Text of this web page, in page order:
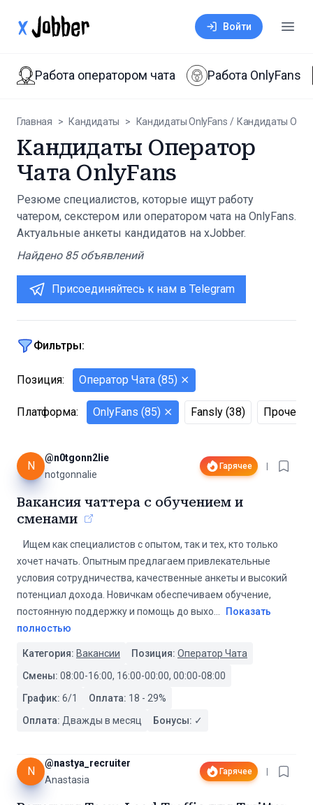
xJobber Войти
Работа оператором чата Работа OnlyFans
Главная > Кандидаты > Кандидаты OnlyFans / Кандидаты
Кандидаты Оператор
Чата OnlyFans
Резюме специалистов, которые ищут работу
чатером, секстером или оператором чата на OnlyFans.
Актуальные анкеты кандидатов на xJobber.
Найдено 85объявлений
Присоединяйтесь к нам в Telegram
Фильтры:
Позиция: Оператор Чата (85) ⨯
Платформа: OnlyFans (85) ⨯ Fansly (38) Прочее
N
@n0tgonn2lie
notgonnalie
Гарячее
Вакансия чаттера с обучением и
сменами
️ ️ ️ Ищем как специалистов с опытом, так и тех, кто только
хочет начать. Опытным предлагаем привлекательные
условия сотрудничества, качественные анкеты и высокий
потенциал дохода. Новичкам обеспечиваем обучение,
постоянную поддержку и помощь до выхо
Показать
полностью
Категория: Вакансии Позиция: Оператор Чата
Смены: 08:00-16:00, 16:00-00:00, 00:00-08:00
График: 6/1 Оплата: 18 - 29%
Оплата: Дважды в месяц Бонусы: ✓
N
@nastya_recruiter
Anastasia
Гарячее